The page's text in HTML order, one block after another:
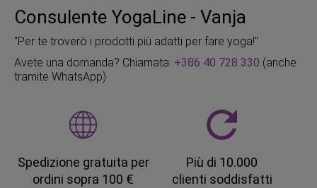
Consulente YogaLine - Vanja
"Per te troverò i prodotti più adatti per fare yoga!"
Avete una domanda? Chiamata: +386 40 728 330 (anche
tramite WhatsApp)
Spedizione gratuita per
ordini sopra 100 €
Più di 10.000
clienti soddisfatti